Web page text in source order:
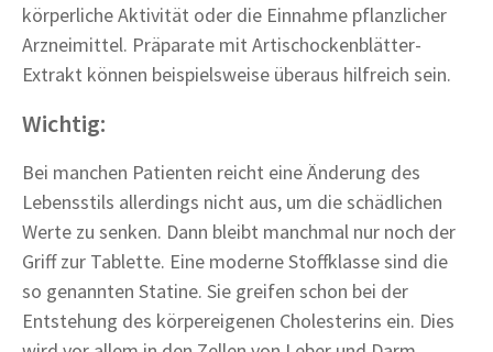
körperliche Aktivität oder die Einnahme pflanzlicher
Arzneimittel. Präparate mit Artischockenblätter-
Extrakt können beispielsweise überaus hilfreich sein.
Wichtig:
Bei manchen Patienten reicht eine Änderung des
Lebensstils allerdings nicht aus, um die schädlichen
Werte zu senken. Dann bleibt manchmal nur noch der
Griff zur Tablette. Eine moderne Stoffklasse sind die
so genannten Statine. Sie greifen schon bei der
Entstehung des körpereigenen Cholesterins ein. Dies